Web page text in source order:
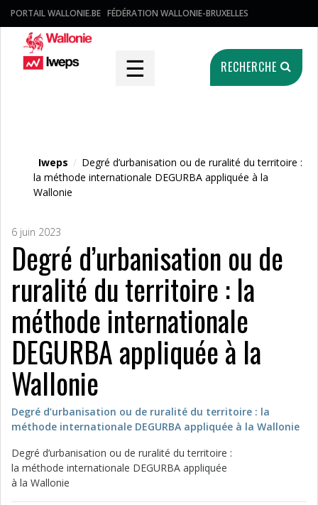
PORTAIL WALLONIE.BE FÉDÉRATION WALLONIE-BRUXELLES
☰ RECHERCHE
Fichier média
Iweps / Degré d’urbanisation ou de ruralité du territoire :
la méthode internationale DEGURBA appliquée à la
Wallonie
6 juin 2023
Degré d’urbanisation ou de
ruralité du territoire : la
méthode internationale
DEGURBA appliquée à la
Wallonie
Degré d’urbanisation ou de ruralité du territoire : la
méthode internationale DEGURBA appliquée à la Wallonie
Degré d’urbanisation ou de ruralité du territoire :
la méthode internationale DEGURBA appliquée
à la Wallonie